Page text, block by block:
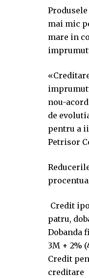
mai mic
mare in
nou-
de
pentru a
Petrisor
Credit
patru,
Dobanda
3M + 2%
Credit
creditare